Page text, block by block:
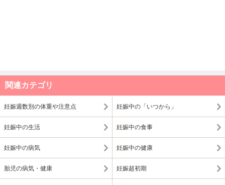
関連カテゴリ
妊娠週数別の体重や注意点 妊娠中の「いつから」
妊娠中の生活 妊娠中の食事
妊娠中の病気 妊娠中の健康
胎児の病気・健康 妊娠超初期